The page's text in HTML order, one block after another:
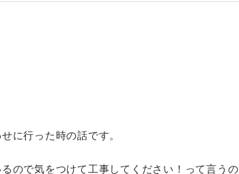
に行った時の話です。
ので気をつけて工事してください！って言うの